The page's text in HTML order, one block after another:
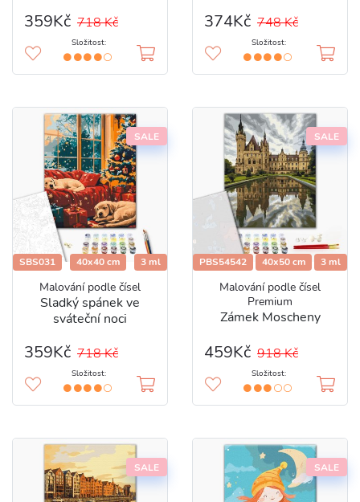
359Kč 718 Kč
Složitost:
374Kč 748 Kč
Složitost:
SALE
SBS031 40x40 cm 3 ml
Malování podle čísel
Sladký spánek ve
sváteční noci
359Kč 718 Kč
Složitost:
SALE
PBS54542 40x50 cm 3 ml
Malování podle čísel
Premium
Zámek Moscheny
459Kč 918 Kč
Složitost:
SALE SALE